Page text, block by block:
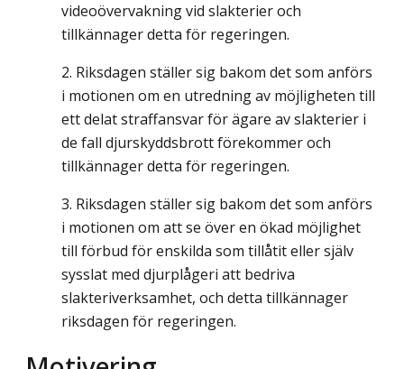
videoövervakning vid slakterier och
tillkännager detta för regeringen.
Riksdagen ställer sig bakom det som anförs
i motionen om en utredning av möjligheten till
ett delat straffansvar för ägare av slakterier i
de fall djurskyddsbrott förekommer och
tillkännager detta för regeringen.
Riksdagen ställer sig bakom det som anförs
i motionen om att se över en ökad möjlighet
till förbud för enskilda som tillåtit eller själv
sysslat med djurplågeri att bedriva
slakteriverksamhet, och detta tillkännager
riksdagen för regeringen.